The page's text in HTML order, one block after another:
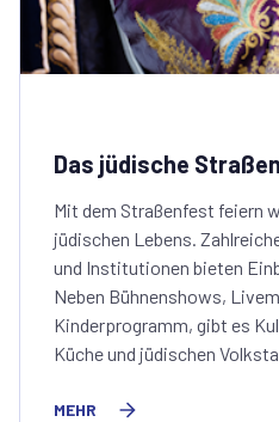
Das jüdische
Mit dem Straßenfest feiern
jüdischen Lebens.
und Institutionen bieten
Neben Bühnenshows,
Kinderprogramm, gibt es
Küche und jüdischen
MEHR